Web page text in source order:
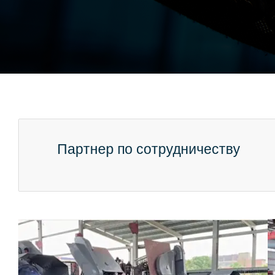
Партнер по сотрудничеству